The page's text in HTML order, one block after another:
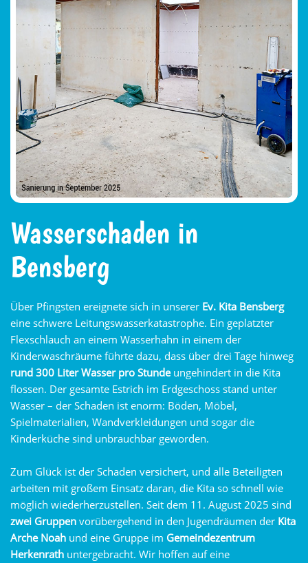
Wasserschaden in
Bensberg
Über Pfingsten ereignete sich in unserer Ev. Kita Bensberg
eine schwere Leitungswasserkatastrophe. Ein geplatzter
Flexschlauch an einem Wasserhahn in einem der
Kinderwaschräume führte dazu, dass über drei Tage hinweg
rund 300 Liter Wasser pro Stundeungehindert in die Kita
flossen. Der gesamte Estrich im Erdgeschoss stand unter
Wasser – der Schaden ist enorm: Böden, Möbel,
Spielmaterialien, Wandverkleidungen und sogar die
Kinderküche sind unbrauchbar geworden.
Zum Glück ist der Schaden versichert, und alle Beteiligten
arbeiten mit großem Einsatz daran, die Kita so schnell wie
möglich wiederherzustellen. Seit dem 11. August 2025 sind
zwei Gruppen vorübergehend in den Jugendräumen der Kita
Arche Noah und eine Gruppe im Gemeindezentrum
Herkenrath untergebracht. Wir hoffen auf eine